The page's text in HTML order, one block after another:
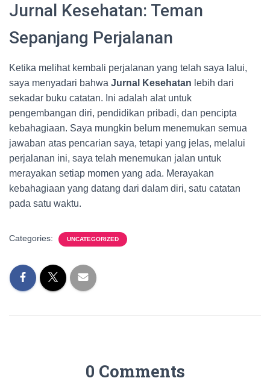
Jurnal Kesehatan: Teman
Sepanjang Perjalanan
Ketika melihat kembali perjalanan yang telah saya lalui,
saya menyadari bahwa Jurnal Kesehatan lebih dari
sekadar buku catatan. Ini adalah alat untuk
pengembangan diri, pendidikan pribadi, dan pencipta
kebahagiaan. Saya mungkin belum menemukan semua
jawaban atas pencarian saya, tetapi yang jelas, melalui
perjalanan ini, saya telah menemukan jalan untuk
merayakan setiap momen yang ada. Merayakan
kebahagiaan yang datang dari dalam diri, satu catatan
pada satu waktu.
Categories: UNCATEGORIZED
0 Comments